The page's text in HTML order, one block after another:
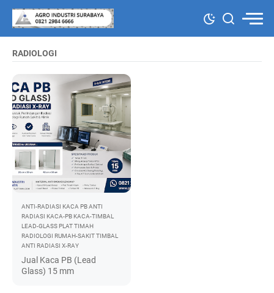
RADIOLOGI
ANTI-RADIASI KACA PB ANTI
RADIASI KACA-PB KACA-TIMBAL
LEAD-GLASS PLAT TIMAH
RADIOLOGI RUMAH-SAKITTIMBAL
ANTI RADIASI X-RAY
Jual Kaca PB (Lead
Glass) 15 mm